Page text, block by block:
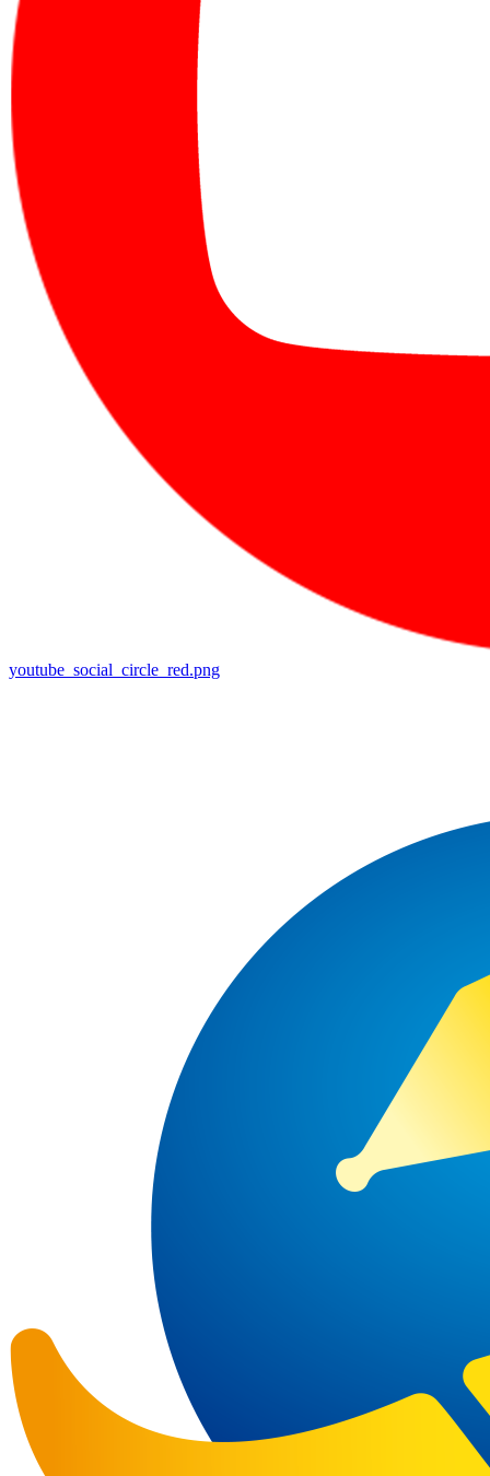
youtube_social_circle_red.png